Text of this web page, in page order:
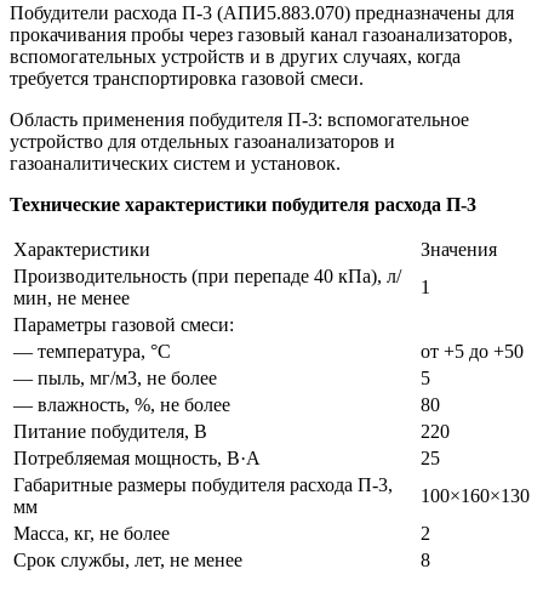
Побудители расхода П-3 (АПИ5.883.070) предназначены для
прокачивания пробы через газовый канал газоанализаторов,
вспомогательных устройств и в других случаях, когда
требуется транспортировка газовой смеси.
Область применения побудителя П-3: вспомогательное
устройство для отдельных газоанализаторов и
газоаналитических систем и установок.
Технические характеристики побудителя расхода П-3
Характеристики
Значения
Производительность (при перепаде 40 кПа), л/
мин, не менее
1
Параметры газовой смеси:
— температура, °С
от +5 до +50
— пыль, мг/м3, не более
5
— влажность, %, не более
80
Питание побудителя, В
220
Потребляемая мощность, В·А
25
Габаритные размеры побудителя расхода П-3,
мм
100×160×130
Масса, кг, не более
2
Срок службы, лет, не менее
8